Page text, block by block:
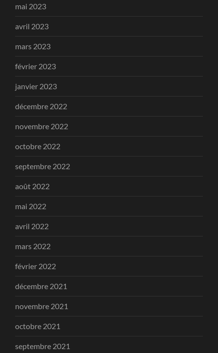
mai 2023
avril 2023
mars 2023
février 2023
janvier 2023
décembre 2022
novembre 2022
octobre 2022
septembre 2022
août 2022
mai 2022
avril 2022
mars 2022
février 2022
décembre 2021
novembre 2021
octobre 2021
septembre 2021